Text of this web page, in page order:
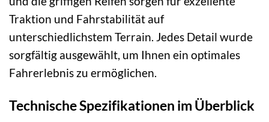
Traktion und Fahrstabilität auf
unterschiedlichstem Terrain. Jedes Detail wurde
sorgfältig ausgewählt, um Ihnen ein optimales
Fahrerlebnis zu ermöglichen.
Technische Spezifikationen im Überblick